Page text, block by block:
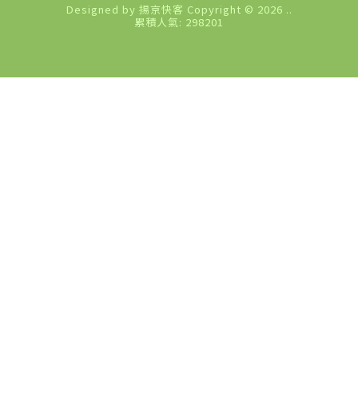
Designed by 揚京快客 Copyright © 2026 ..
累積人氣: 298201